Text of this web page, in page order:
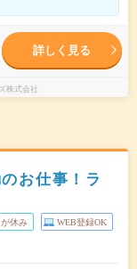
詳しく見る
株式会社
お仕事！ラ
休み WEB登録OK